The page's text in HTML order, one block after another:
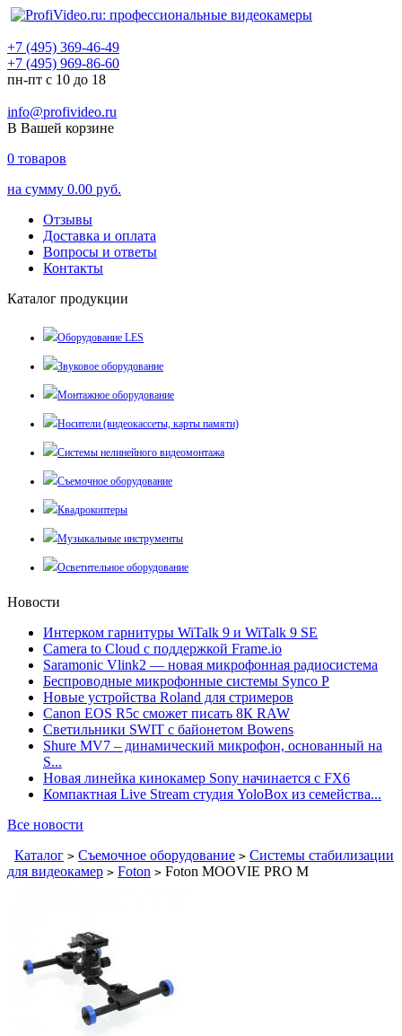
+7 (495) 369-46-49
+7 (495) 969-86-60
пн-пт с 10 до 18
info@profivideo.ru
В Вашей корзине
0 товаров
на сумму 0.00 руб.
Отзывы
Доставка и оплата
Вопросы и ответы
Контакты
Каталог продукции
Оборудование LES
Звуковое оборудование
Монтажное оборудование
Носители (видеокассеты, карты памяти)
Системы нелинейного видеомонтажа
Съемочное оборудование
Квадрокоптеры
Музыкальные инструменты
Осветительное оборудование
Новости
Интерком гарнитуры WiTalk 9 и WiTalk 9 SE
Camera to Cloud с поддержкой Frame.io
Saramonic Vlink2 — новая микрофонная радиосистема
Беспроводные микрофонные системы Synco P
Новые устройства Roland для стримеров
Canon EOS R5c сможет писать 8К RAW
Светильники SWIT с байонетом Bowens
Shure MV7 – динамический микрофон, основанный на
S...
Новая линейка кинокамер Sony начинается с FX6
Компактная Live Stream студия YoloBox из семейства...
Все новости
Каталог > Съемочное оборудование > Системы стабилизации
для видеокамер > Foton > Foton MOOVIE PRO M